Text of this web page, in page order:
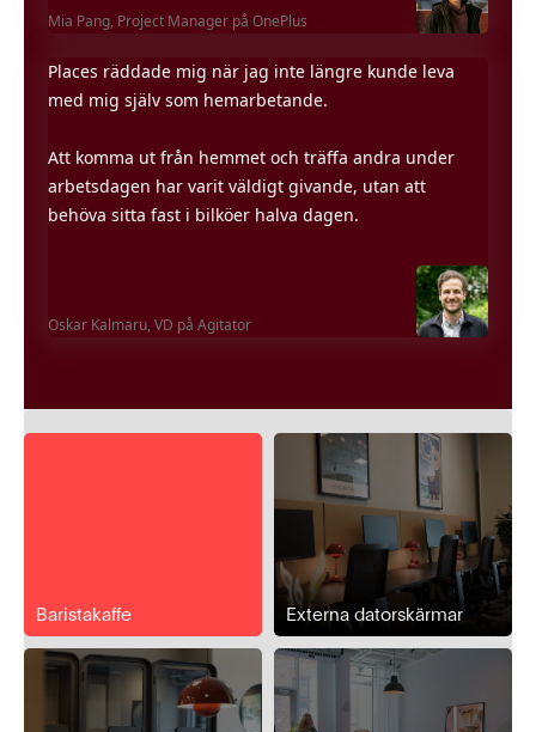
Mia Pang, Project Manager på OnePlus
Places räddade mig när jag inte längre kunde leva
med mig själv som hemarbetande.
Att komma ut från hemmet och träffa andra under
arbetsdagen har varit väldigt givande, utan att
behöva sitta fast i bilköer halva dagen.
Oskar Kalmaru, VD på Agitator
Baristakaffe Externa datorskärmar